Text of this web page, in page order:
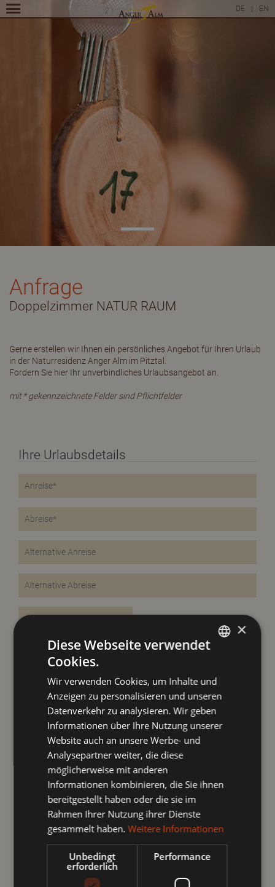
Anfrage
Doppelzimmer NATUR RAUM
Gerne erstellen wir Ihnen ein persönliches Angebot für Ihren Urlaub
in der Naturresidenz Anger Alm im Pitztal.
Fordern Sie hier Ihr unverbindliches Urlaubsangebot an.
mit * gekennzeichnete Felder sind Pflichtfelder
Ihre Urlaubsdetails
Ihr Daten
DE | EN
ENGLISH
×
Diese Webseite verwendet
Cookies.
Wir verwenden Cookies, um Inhalte und
Anzeigen zu personalisieren und unseren
Datenverkehr zu analysieren. Wir geben
Informationen über Ihre Nutzung unserer
Website auch an unsere Werbe- und
Analysepartner weiter, die diese
möglicherweise mit anderen
Informationen kombinieren, die Sie ihnen
bereitgestellt haben oder die sie im
Rahmen Ihrer Nutzung ihrer Dienste
gesammelt haben.Weitere Informationen
Unbedingt
erforderlich
Performance